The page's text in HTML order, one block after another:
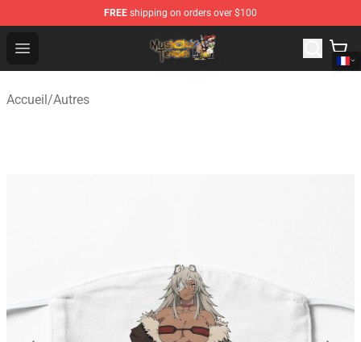
FREE shipping on orders over $100
Open menu
Mushoku Tensei Store - Official Mushoku Tensei
Accueil/Autres